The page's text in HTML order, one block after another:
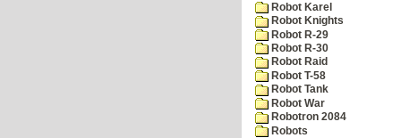
Robot Karel
Robot Knights
Robot R-29
Robot R-30
Robot Raid
Robot T-58
Robot Tank
Robot War
Robotron 2084
Robots